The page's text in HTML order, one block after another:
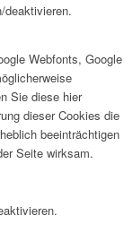
deaktivieren.
Webfonts, Google
Sie diese hier
dieser Cookies die
beeinträchtigen
Seite wirksam.